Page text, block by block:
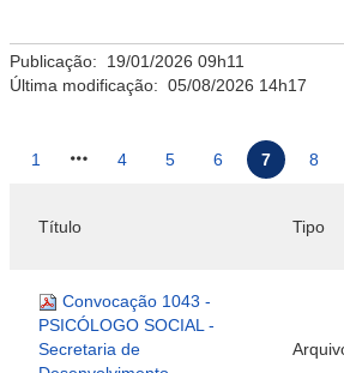
Publicação: 19/01/2026 09h11
Última modificação: 05/08/2026 14h17
1 4 5 6 7 8
Título Tipo
Convocação 1043 -
PSICÓLOGO SOCIAL -
Secretaria de